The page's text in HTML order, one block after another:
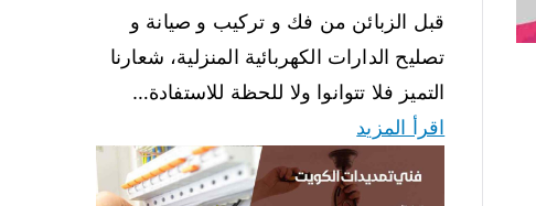
قبل الزبائن من فك و تركيب و صيانة و
تصليح الدارات الكهربائية المنزلية، شعارنا
التميز فلا تتوانوا ولا للحظة للاستفادة…
اقرأ المزيد